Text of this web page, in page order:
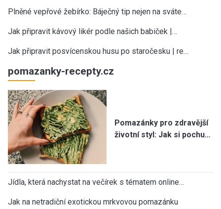
Plněné vepřové žebírko: Báječný tip nejen na sváte…
Jak připravit kávový likér podle našich babiček |…
Jak připravit posvícenskou husu po staročesku | re…
pomazanky-recepty.cz
Pomazánky pro zdravější
životní styl: Jak si pochu…
Jídla, která nachystat na večírek s tématem online…
Jak na netradiční exotickou mrkvovou pomazánku